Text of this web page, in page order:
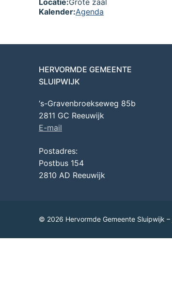
Locatie:Grote zaal
Kalender:Agenda
HERVORMDE GEMEENTE
SLUIPWIJK
‘s-Gravenbroekseweg 85b
2811 GC Reeuwijk
E-mail
Postadres:
Postbus 154
2810 AD Reeuwijk
© 2026 Hervormde Gemeente Sluipwijk –